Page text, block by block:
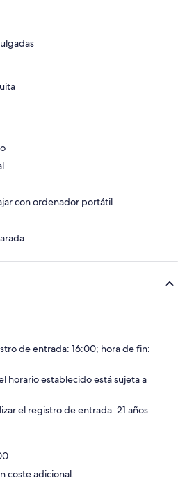
con ordenador portátil
de entrada: 16:00; hora de fin:
horario establecido está sujeta a
el registro de entrada: 21 años
coste adicional.